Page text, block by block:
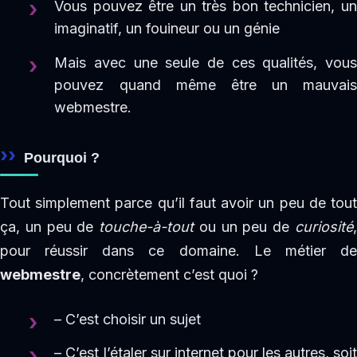
Vous pouvez être un très bon technicien, un
imaginatif, un fouineur ou un génie
Mais avec une seule de ces qualités, vous
pouvez quand même être un mauvais
webmestre.
Pourquoi ?
Tout simplement parce qu’il faut avoir un peu de tout
ça, un peu de touche-à-toutou un peu de curiosité,
pour réussir dans ce domaine. Le métier de
webmestre, concrètement c’est quoi ?
– C’est choisir un sujet
– C’est l’étaler sur internet pour les autres, soit